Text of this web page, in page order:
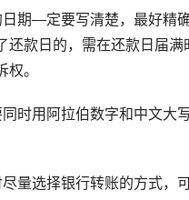
—定要写清楚，最好精确
还款日的，需在还款日届
。
用阿拉伯数字和中文大写
选择银行转账的方式，可